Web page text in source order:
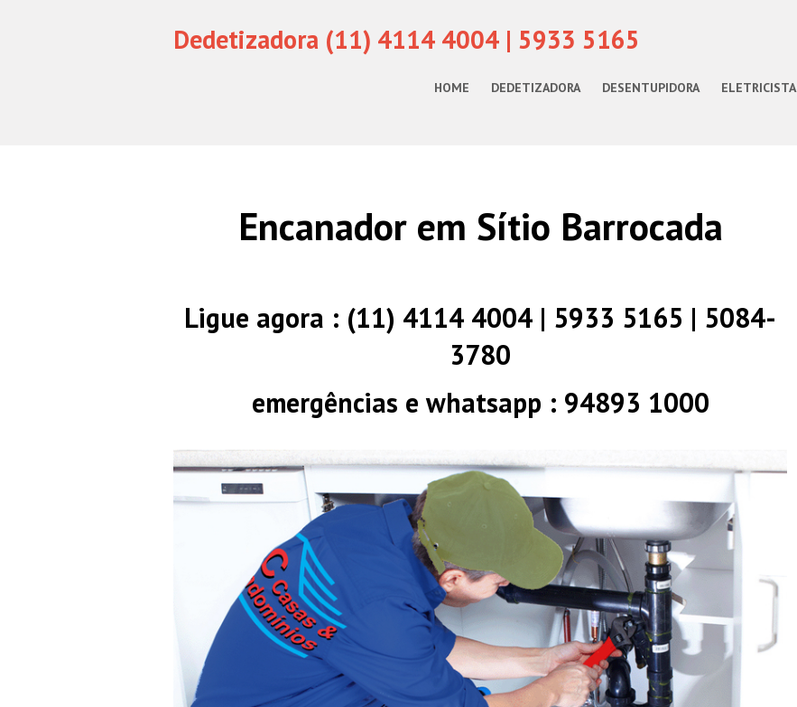
Dedetizadora (11) 4114 4004 | 5933 5165
HOME DEDETIZADORA DESENTUPIDORA ELETRICISTA
Encanador em Sítio Barrocada
Ligue agora : (11) 4114 4004 | 5933 5165 | 5084-
3780
emergências e whatsapp : 94893 1000